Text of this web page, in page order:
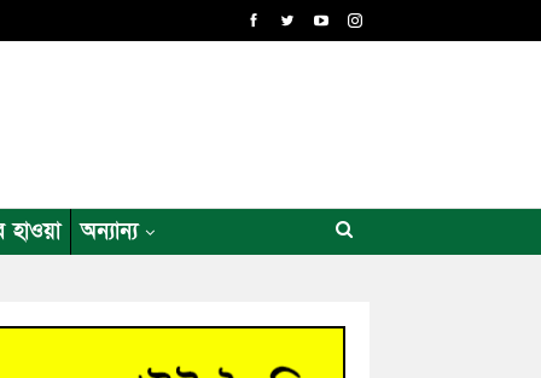
হাওয়া অন্যান্য